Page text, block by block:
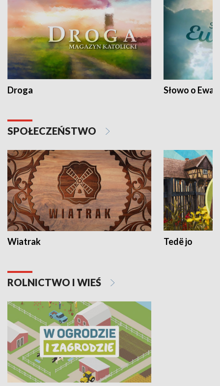
Droga Słowo o
SPOŁECZEŃSTWO
Wiatrak Tedë jo
ROLNICTWO I WIEŚ